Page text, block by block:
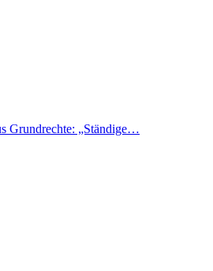
Grundrechte: „Ständige…